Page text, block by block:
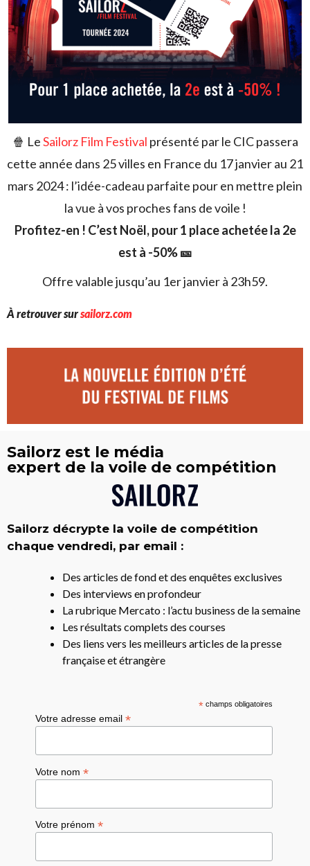
🍿 LeSailorz Film Festival présenté par le CIC passera
cette année dans 25 villes en France du 17 janvier au 21
mars 2024 : l’idée-cadeau parfaite pour en mettre plein
la vue à vos proches fans de voile !
Profitez-en ! C’est Noël, pour 1 place achetée la 2e
est à -50% 🎫
Offre valable jusqu’au 1er janvier à 23h59.
À retrouver sursailorz.com
Sailorz est le média
expert de la voile de compétition
Sailorz décrypte la voile de compétition
chaque vendredi, par email :
Des articles de fond et des enquêtes exclusives
Des interviews en profondeur
La rubrique Mercato : l’actu business de la semaine
Les résultats complets des courses
Des liens vers les meilleurs articles de la presse
française et étrangère
*champs obligatoires
Votre adresse email*
Votre nom*
Votre prénom*